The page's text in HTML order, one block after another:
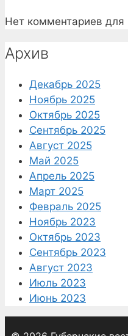
Нет комментариев для
Архив
Декабрь 2025
Ноябрь 2025
Октябрь 2025
Сентябрь 2025
Август 2025
Май 2025
Апрель 2025
Март 2025
Февраль 2025
Ноябрь 2023
Октябрь 2023
Сентябрь 2023
Август 2023
Июль 2023
Июнь 2023